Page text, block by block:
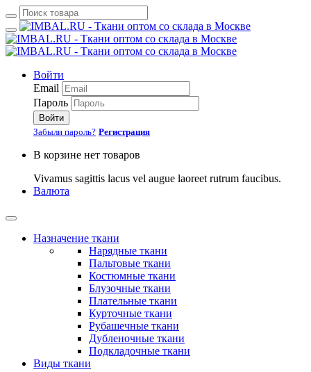
Войти
Email
Пароль
Войти
Забыли пароль? Регистрация
В корзине нет товаров
Vivamus sagittis lacus vel augue laoreet rutrum faucibus.
Валюта
Назначение ткани
Нарядные ткани
Пальтовые ткани
Костюмные ткани
Блузочные ткани
Плательные ткани
Курточные ткани
Рубашечные ткани
Дубленочные ткани
Подкладочные ткани
Виды ткани